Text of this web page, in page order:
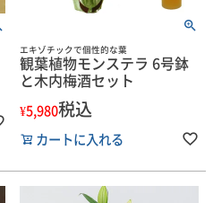
エキゾチックで個性的な葉
観葉植物モンステラ 6号鉢
と木内梅酒セット
¥5,980税込
カートに入れる